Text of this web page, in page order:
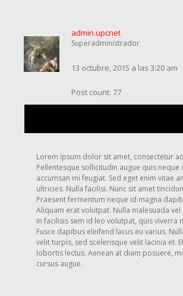
admin.upcnet
Superadministrador
13 octubre, 2015 a las 3:20 am
Post count: 77
Lorem ipsum dolor sit amet, consectetur
Pellentesque sollicitudin augue quis
accumsan mi feugiat. Sed eget enim vitae
ultricies. Nulla facilisi. Nunc sit amet
Praesent fermentum neque id magna
Aliquam erat volutpat. Nulla malesuada vel
In facilisis sem id leo volutpat, quis viverra
Fusce dapibus eleifend lacus eu varius.
velit turpis, sed scelerisque velit lacinia et.
lobortis lectus. Aenean at diam posuere,
cursus augue.